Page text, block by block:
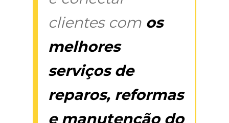
clientes com os
melhores
serviços de
reparos, reformas
e manutenção do